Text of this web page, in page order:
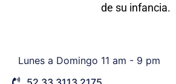
de su infancia.
Lunes a Domingo 11 am - 9 pm